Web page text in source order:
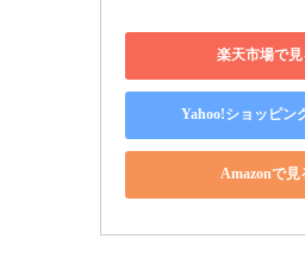
楽天市場で見
Yahoo!ショッピン
Amazonで見